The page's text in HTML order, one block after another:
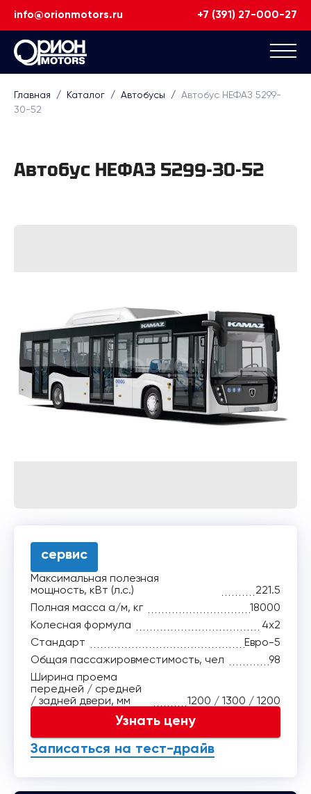
info@orionmotors.ru +7 (391) 27-000-27
Главная / Каталог / Автобусы / Автобус НЕФАЗ 5299-
30-52
Автобус НЕФАЗ 5299-30-52
сервис
Максимальная полезная
мощность, кВт (л.с.)
221.5
Полная масса а/м, кг
18000
Колесная формула
4x2
Стандарт
Евро-5
Общая пассажировместимость, чел
98
Ширина проема
передней / средней
/ задней двери, мм
1200 / 1300 / 1200
Узнать цену
Записаться на тест-драйв